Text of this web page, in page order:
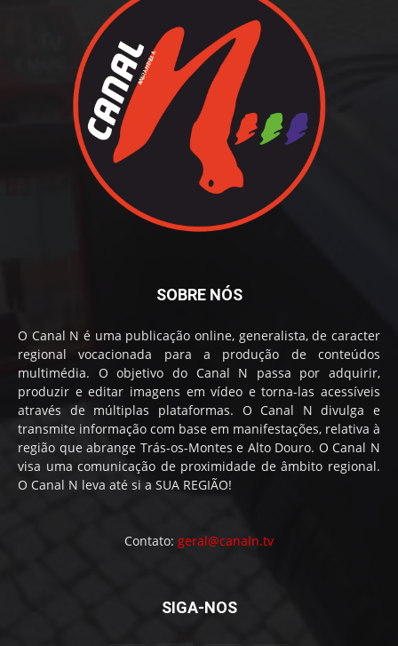
SOBRE NÓS
O Canal N é uma publicação online, generalista, de caracter
regional vocacionada para a produção de conteúdos
multimédia. O objetivo do Canal N passa por adquirir,
produzir e editar imagens em vídeo e torna-las acessíveis
através de múltiplas plataformas. O Canal N divulga e
transmite informação com base em manifestações, relativa à
região que abrange Trás-os-Montes e Alto Douro. O Canal N
visa uma comunicação de proximidade de âmbito regional.
O Canal N leva até si a SUA REGIÃO!
Contato: geral@canaln.tv
SIGA-NOS